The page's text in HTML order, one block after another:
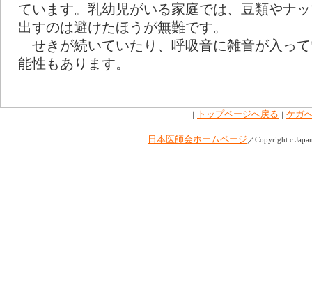
ています。乳幼児がいる家庭では、豆類やナ
出すのは避けたほうが無難です。
せきが続いていたり、呼吸音に雑音が入っ
能性もあります。
｜ トップページへ戻る ｜ ケガ
日本医師会ホームページ ／Copyright c